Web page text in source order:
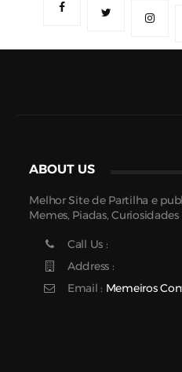
ABOUT US
Melhor Site de Partilha e
Memes, Piadas,
Call Us :
Address :
Email : Memeiros